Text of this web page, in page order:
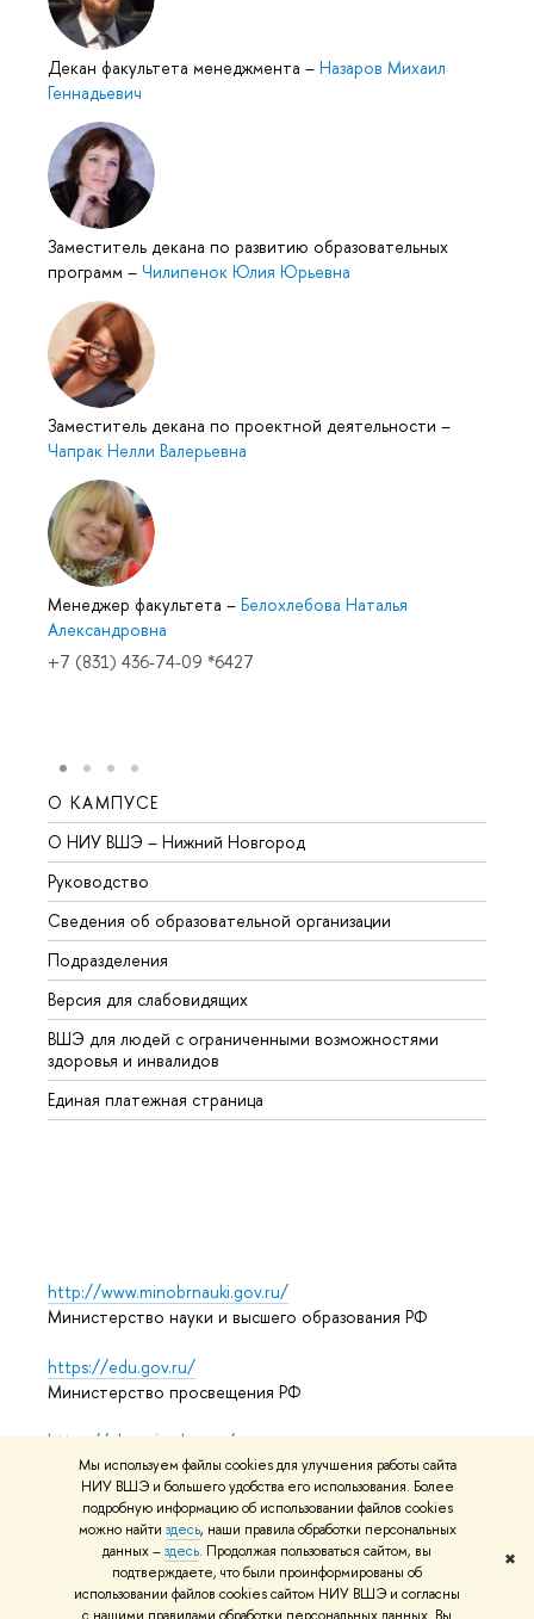
Мы используем файлы cookies для улучшения работы сайта
НИУ ВШЭ и большего удобства его использования. Более
подробную информацию об использовании файлов cookies
можно найти здесь, наши правила обработки персональных
данных –здесь. Продолжая пользоваться сайтом, вы
подтверждаете, что были проинформированы об
использовании файлов cookies сайтом НИУ ВШЭ и согласны
✖
Декан факультета менеджмента – Назаров Михаил
Геннадьевич
Заместитель декана по развитию образовательных
программ – Чилипенок Юлия Юрьевна
Заместитель декана по проектной деятельности –
Чапрак Нелли Валерьевна
Менеджер факультета – Белохлебова Наталья
Александровна
+7 (831) 436-74-09 *6427
О КАМПУСЕ
О НИУ ВШЭ – Нижний Новгород
Руководство
Сведения об образовательной организации
Подразделения
Версия для слабовидящих
ВШЭ для людей с ограниченными возможностями
здоровья и инвалидов
Единая платежная страница
http://www.minobrnauki.gov.ru/
Министерство науки и высшего образования РФ
https://edu.gov.ru/
Министерство просвещения РФ
https://elearning.hse.ru/mooc
Массовые открытые онлайн-курсы
© НИУ ВШЭ 1993–2026 Адреса и контактыУсловия
использования материаловПолитика конфиденциальности
Карта сайта